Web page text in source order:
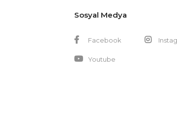
Sosyal Medya
Facebook
Youtube